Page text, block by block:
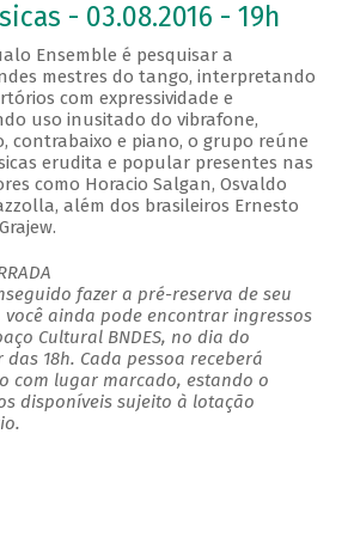
- 03.08.2016 - 19h
Ensemble é pesquisar a
mestres do tango, interpretando
com expressividade e
uso inusitado do vibrafone,
contrabaixo e piano, o grupo reúne
erudita e popular presentes nas
como Horacio Salgan, Osvaldo
além dos brasileiros Ernesto
fazer a pré-reserva de seu
ainda pode encontrar ingressos
Cultural BNDES, no dia do
18h. Cada pessoa receberá
com lugar marcado, estando o
disponíveis sujeito à lotação